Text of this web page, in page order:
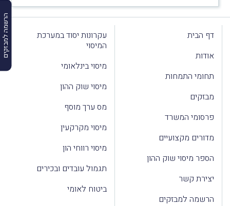
הרשמה למבזקים
דף הבית
אודות
תחומי התמחות
מבזקים
פרסומי המשרד
מדורים מקצועיים
הספר מיסוי שוק ההון
יצירת קשר
הרשמה למבזקים
עקרונות יסוד במערכת
המיסוי
מיסוי בינלאומי
מיסוי שוק ההון
מס ערך מוסף
מיסוי מקרקעין
מיסוי רווחי הון
תגמול עובדים ובכירים
ביטוח לאומי